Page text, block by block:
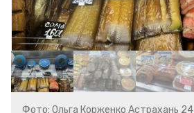
Фото: Ольга Корженко Астрахань 24